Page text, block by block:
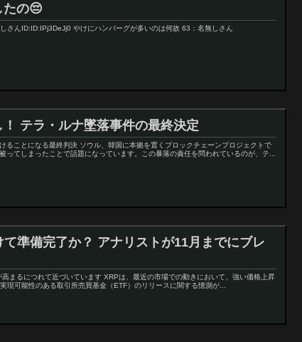
たの😔
さんID:ID:IPj3DeJj0 やけにハンバーグが多いのは何故 63：名無しさん
テラ・ルナ墜落事件の最終決定
ることになる最終判決 ソウル、韓国に本拠を置くブロックチェーンプロジェクトで
ってしまったことで話題になっています。この暴落の責任を問われているのが、テ...
準備完了か？ アナリストが11月までにブレ
まるにつれて近づいています XRPは、最近の市場での動きにおいて、強い価格上昇
現可能性のある取引所売買基金（ETF）のリリースに関する憶測が...